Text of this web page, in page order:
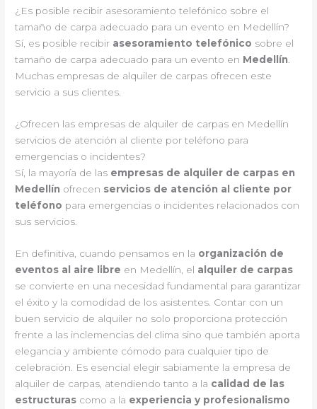
¿Es posible recibir asesoramiento telefónico sobre el
tamaño de carpa adecuado para un evento en Medellín?
Sí, es posible recibir asesoramiento telefónico sobre el
tamaño de carpa adecuado para un evento en Medellín
Muchas empresas de alquiler de carpas ofrecen este
servicio a sus clientes.
¿Ofrecen las empresas de alquiler de carpas en Medellín
servicios de atención al cliente por teléfono para
emergencias o incidentes?
Sí, la mayoría de las empresas de alquiler de carpas en
Medellín ofrecen servicios de atención al cliente por
teléfono para emergencias o incidentes relacionados con
sus servicios.
En definitiva, cuando pensamos en la organización de
eventos al aire libre en Medellín, el alquiler de carpas
se convierte en una necesidad fundamental para garantizar
el éxito y la comodidad de los asistentes. Contar con un
buen servicio de alquiler no solo proporciona protección
frente a las inclemencias del clima sino que también aporta
elegancia y ambiente cómodo para cualquier tipo de
celebración. Es esencial elegir sabiamente la empresa de
alquiler de carpas, atendiendo tanto a la calidad de las
estructuras como a la experiencia y profesionalismo